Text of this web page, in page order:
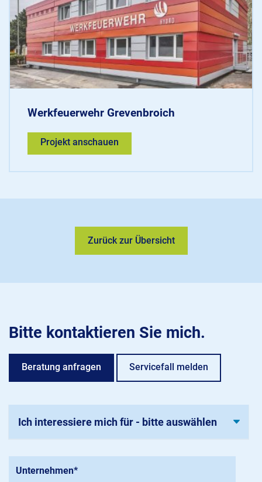
Werkfeuerwehr Grevenbroich
Projekt anschauen
Zurück zur Übersicht
Bitte kontaktieren Sie mich.
Beratung anfragen Servicefall melden